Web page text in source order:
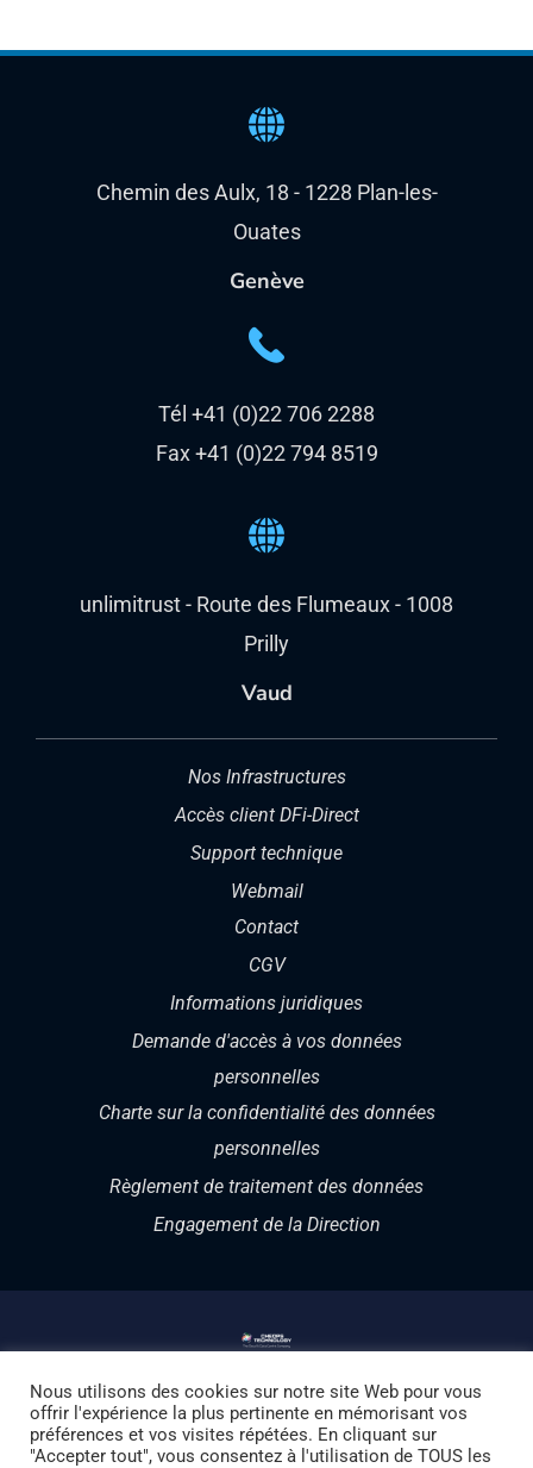
Chemin des Aulx, 18 - 1228 Plan-les-
Ouates
Genève
Tél +41 (0)22 706 2288
Fax +41 (0)22 794 8519
unlimitrust - Route des Flumeaux - 1008
Prilly
Vaud
Nos Infrastructures
Accès client DFi-Direct
Support technique
Webmail
Contact
CGV
Informations juridiques
Demande d'accès à vos données
personnelles
Charte sur la confidentialité des données
personnelles
Règlement de traitement des données
Engagement de la Direction
© Copyright 1987 – 2026 | CHEOPS Technology
Switzerland | Votre partenaire Suisse du Cloud et de la
Nous utilisons des cookies sur notre site Web pour vous
offrir l'expérience la plus pertinente en mémorisant vos
préférences et vos visites répétées. En cliquant sur
"Accepter tout", vous consentez à l'utilisation de TOUS les